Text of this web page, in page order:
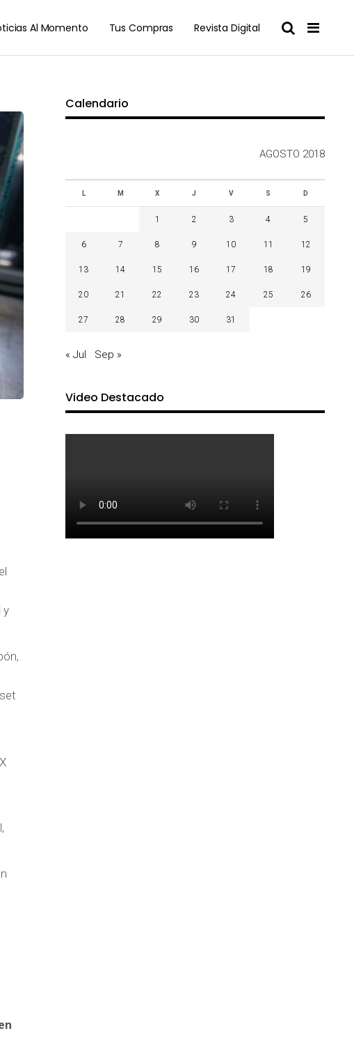
Al Momento Tus Compras Revista Digital
y
Calendario
AGOSTO 2018
L M X J V S D
1 2 3 4 5
6 7 8 9 10 11 12
13 14 15 16 17 18 19
20 21 22 23 24 25 26
27 28 29 30 31
« Jul Sep »
Video Destacado